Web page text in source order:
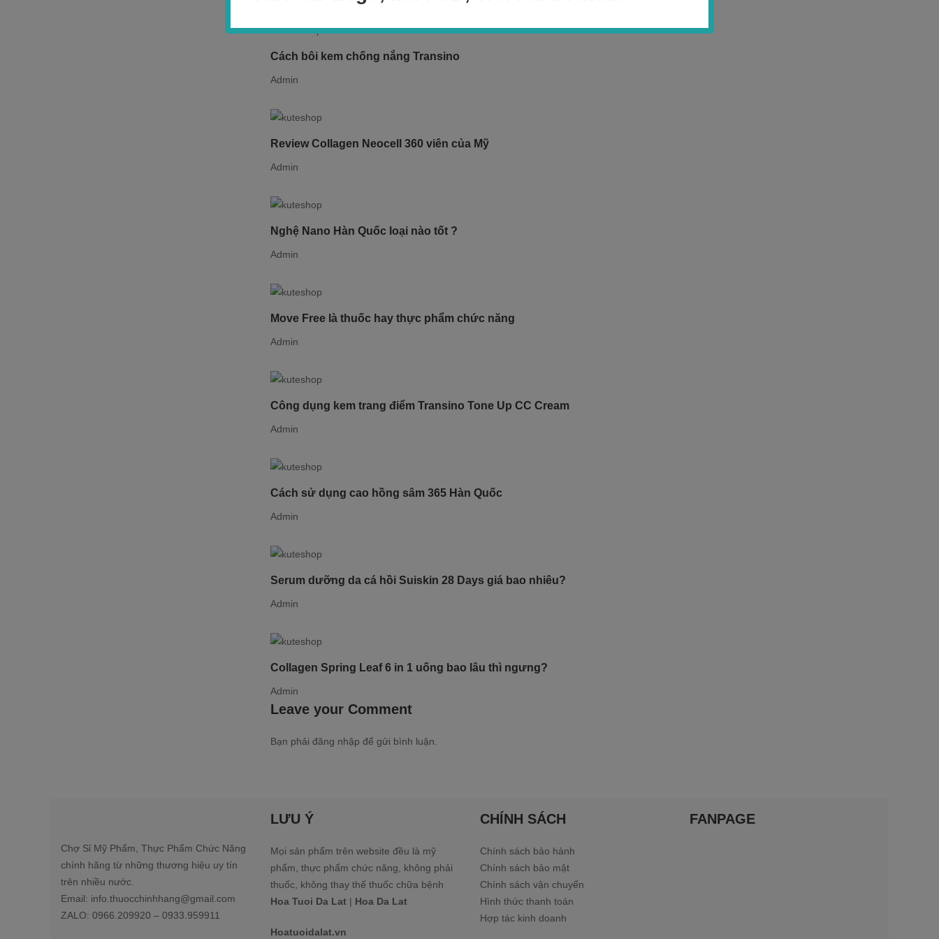
Cách bôi kem chống nắng Transino
Admin
Review Collagen Neocell 360 viên của Mỹ
Admin
Nghệ Nano Hàn Quốc loại nào tốt ?
Admin
Move Free là thuốc hay thực phẩm chức năng
Admin
Công dụng kem trang điểm Transino Tone Up CC Cream
Admin
Cách sử dụng cao hồng sâm 365 Hàn Quốc
Admin
Serum dưỡng da cá hồi Suiskin 28 Days giá bao nhiêu?
Admin
Collagen Spring Leaf 6 in 1 uống bao lâu thì ngưng?
Admin
Leave your Comment
Bạn phải đăng nhập để gửi bình luận.
Chợ Sỉ Mỹ Phẩm, Thực Phẩm Chức Năng
chính hãng từ những thương hiệu uy tín
trên nhiều nước.
Email: info.thuocchinhhang@gmail.com
ZALO: 0966.209920 – 0933.959911
LƯU Ý
Mọi sản phẩm trên website đều là mỹ
phẩm, thực phẩm chức năng, không phải
thuốc, không thay thế thuốc chữa bệnh
Hoa Tuoi Da Lat | Hoa Da Lat
Hoatuoidalat.vn
CHÍNH SÁCH
Chính sách bảo hành
Chính sách bảo mật
Chính sách vận chuyển
Hình thức thanh toán
Hợp tác kinh doanh
FANPAGE